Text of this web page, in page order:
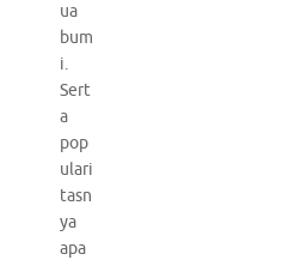
ua
bum
i.
Sert
a
pop
ulari
tasn
ya
apa